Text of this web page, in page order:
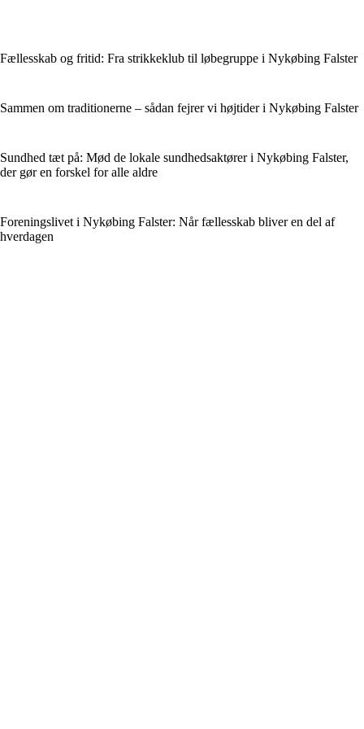
Fællesskab og fritid: Fra strikkeklub til løbegruppe i Nykøbing Falster
Sammen om traditionerne – sådan fejrer vi højtider i Nykøbing Falster
Sundhed tæt på: Mød de lokale sundhedsaktører i Nykøbing Falster,
der gør en forskel for alle aldre
Foreningslivet i Nykøbing Falster: Når fællesskab bliver en del af
hverdagen